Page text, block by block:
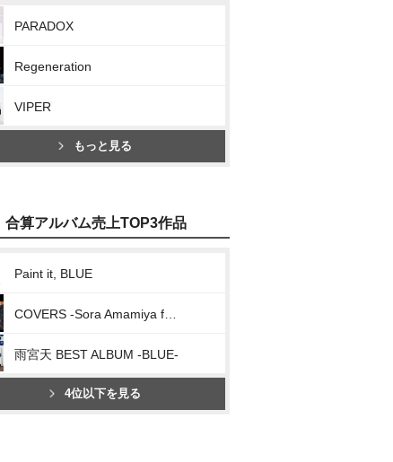
PARADOX
Regeneration
VIPER
もっと見る
合算アルバム売上TOP3作品
Paint it, BLUE
雨宮天 BEST ALBUM -BLUE-
4位以下を見る